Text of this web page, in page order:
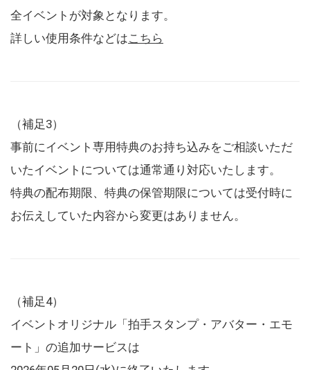
全イベントが対象となります。
詳しい使用条件などはこちら
（補足3）
事前にイベント専用特典のお持ち込みをご相談いただ
いたイベントについては通常通り対応いたします。
特典の配布期限、特典の保管期限については受付時に
お伝えしていた内容から変更はありません。
（補足4）
イベントオリジナル「拍手スタンプ・アバター・エモ
ート」の追加サービスは